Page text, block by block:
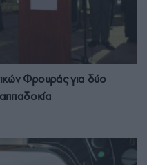
Φρουράς για δύο